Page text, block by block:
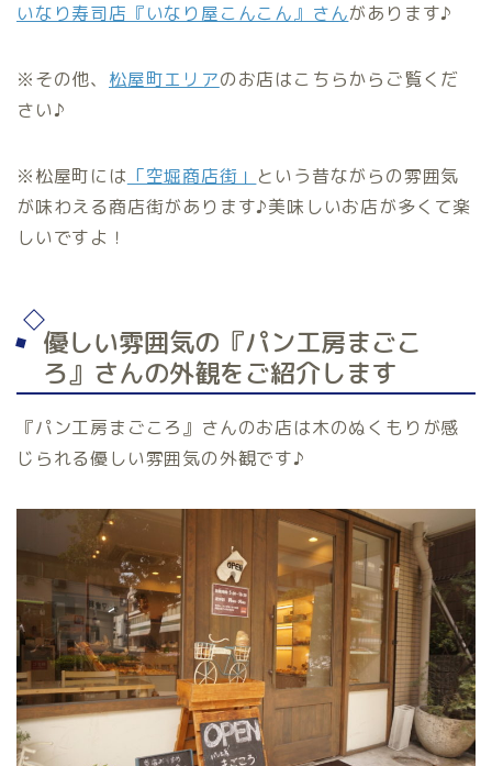
いなり寿司店『いなり屋こんこん』さんがあります♪
※その他、 松屋町エリアのお店はこちらからご覧くだ
さい♪
※松屋町には 「空堀商店街」 という昔ながらの雰囲気
が味わえる商店街があります♪美味しいお店が多くて楽
しいですよ！
優しい雰囲気の『パン工房まごこ
ろ』さんの外観をご紹介します
『パン工房まごころ』さんのお店は木のぬくもりが感
じられる優しい雰囲気の外観です♪